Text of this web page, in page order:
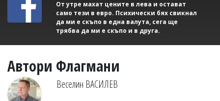
От утре махат цените в лева и остават
само тези в евро. Психически бях свикнал
да ми е скъпо в една валута, сега ще
трябва да ми е скъпо и в друга.
Автори Флагмани
Веселин ВАСИЛЕВ